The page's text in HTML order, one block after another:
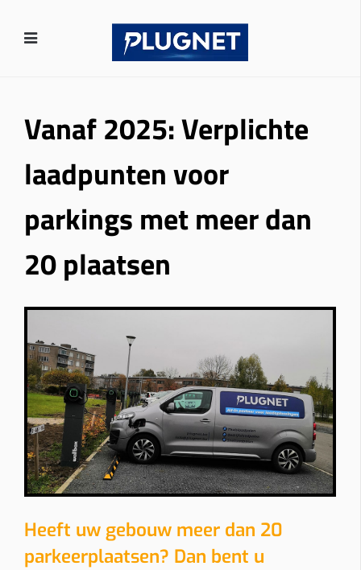
Vanaf 2025: Verplichte
laadpunten voor
parkings met meer dan
20 plaatsen
Heeft uw gebouw meer dan 20
parkeerplaatsen? Dan bent u